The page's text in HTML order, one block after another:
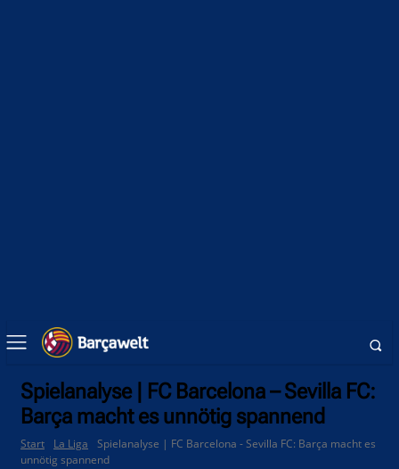
Spielanalyse | FC Barcelona – Sevilla FC:
Barça macht es unnötig spannend
Start La Liga
Spielanalyse | FC Barcelona - Sevilla FC: Barça macht es
unnötig spannend